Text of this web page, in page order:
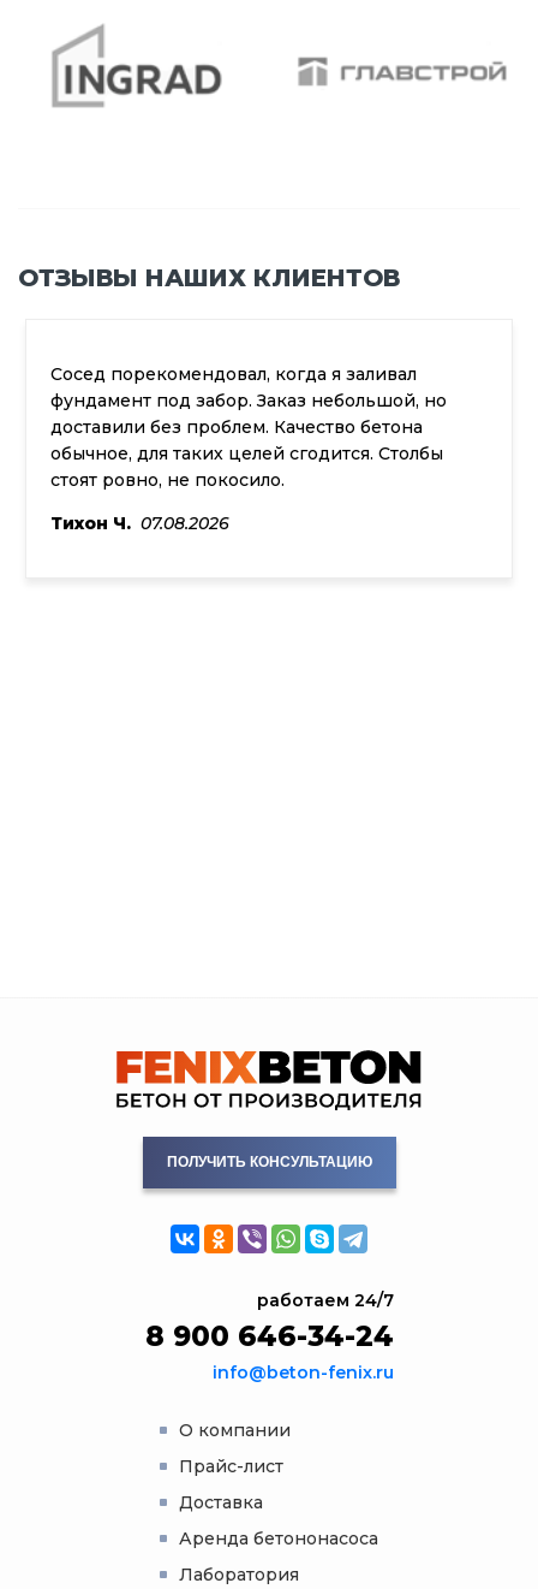
ОТЗЫВЫ НАШИХ КЛИЕНТОВ
Сосед порекомендовал, когда я заливал
фундамент под забор. Заказ небольшой, но
доставили без проблем. Качество бетона
обычное, для таких целей сгодится. Столбы
стоят ровно, не покосило.
Тихон Ч. 07.08.2026
ПОЛУЧИТЬ КОНСУЛЬТАЦИЮ
О компании
Прайс-лист
Доставка
Аренда бетононасоса
Лаборатория
работаем 24/7
8 900 646-34-24
info@beton-fenix.ru